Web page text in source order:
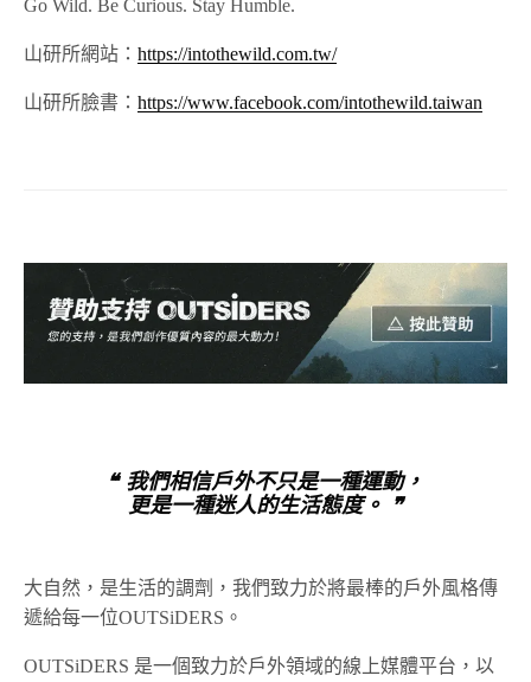
Go Wild. Be Curious. Stay Humble.
山研所網站： https://intothewild.com.tw/
山研所臉書： https://www.facebook.com/intothewild.taiwan
❝ 我們相信戶外不只是一種運動，
更是一種迷人的生活態度。 ❞
大自然，是生活的調劑，我們致力於將最棒的戶外風格傳
遞給每一位OUTSiDERS。
OUTSiDERS 是一個致力於戶外領域的線上媒體平台，以